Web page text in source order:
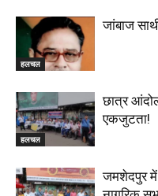
हलचल
जांबाज
हलचल
छात्र
एकजुटता!
जमशेदपुर में